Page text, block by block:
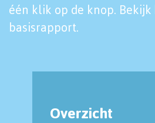
één klik op de knop. Bekijk
basisrapport.
Overzicht